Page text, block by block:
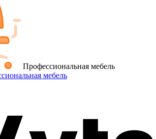
Профессиональная мебель
мебель